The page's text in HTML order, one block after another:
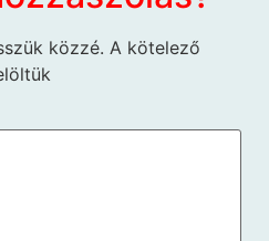
közzé. A kötelező